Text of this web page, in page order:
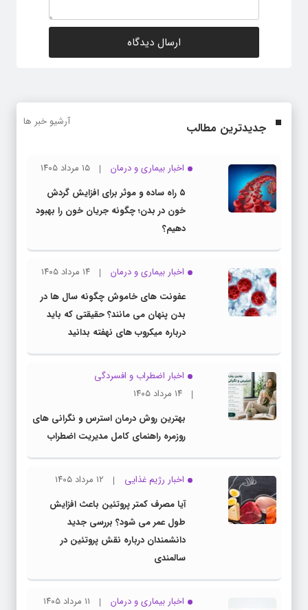
جدیدترین مطالب آرشیو خبر ها
اخبار بیماری و درمان
۱۵ مرداد ۱۴۰۵
۵ راه ساده و موثر برای افزایش گردش
خون در بدن؛ چگونه جریان خون را بهبود
دهیم؟
اخبار بیماری و درمان
۱۴ مرداد ۱۴۰۵
عفونت های خاموش چگونه سال ها در
بدن پنهان می مانند؟ حقیقتی که باید
درباره میکروب های نهفته بدانید
اخبار اضطراب و افسردگی
۱۴ مرداد ۱۴۰۵
بهترین روش درمان استرس و نگرانی های
روزمره راهنمای کامل مدیریت اضطراب
اخبار رژیم غذایی
۱۲ مرداد ۱۴۰۵
آیا مصرف کمتر پروتئین باعث افزایش
طول عمر می شود؟ بررسی جدید
دانشمندان درباره نقش پروتئین در
سالمندی
اخبار بیماری و درمان
۱۱ مرداد ۱۴۰۵